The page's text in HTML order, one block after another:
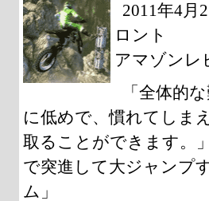
2011年4月
ロント
アマゾンレ
「全体的
に低めで、慣れてしま
取ることができます。
で突進して大ジャンプ
ム」